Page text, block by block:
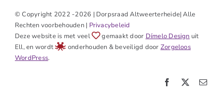
© Copyright 2022 -2026 | Dorpsraad Altweerterheide| Alle
Rechten voorbehouden | Privacybeleid
Deze website is met veel
gemaakt door Dímelo Design uit
Ell, en wordt
onderhouden & beveiligd door Zorgeloos
WordPress.